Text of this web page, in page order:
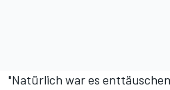
"Natürlich war es